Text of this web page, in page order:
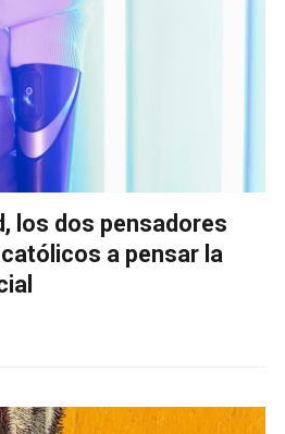
los dos pensadores
a pensar la